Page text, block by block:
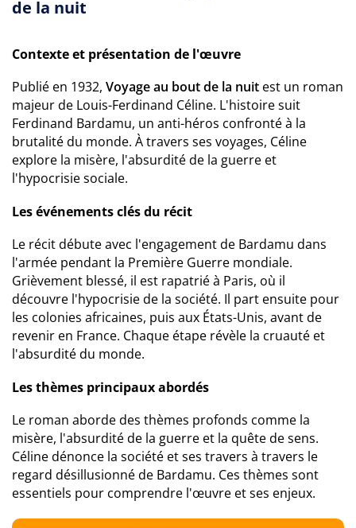
de la nuit
Contexte et présentation de l'œuvre
Publié en 1932, Voyage au bout de la nuit est un roman
majeur de Louis-Ferdinand Céline. L'histoire suit
Ferdinand Bardamu, un anti-héros confronté à la
brutalité du monde. À travers ses voyages, Céline
explore la misère, l'absurdité de la guerre et
l'hypocrisie sociale.
Les événements clés du récit
Le récit débute avec l'engagement de Bardamu dans
l'armée pendant la Première Guerre mondiale.
Grièvement blessé, il est rapatrié à Paris, où il
découvre l'hypocrisie de la société. Il part ensuite pour
les colonies africaines, puis aux États-Unis, avant de
revenir en France. Chaque étape révèle la cruauté et
l'absurdité du monde.
Les thèmes principaux abordés
Le roman aborde des thèmes profonds comme la
misère, l'absurdité de la guerre et la quête de sens.
Céline dénonce la société et ses travers à travers le
regard désillusionné de Bardamu. Ces thèmes sont
essentiels pour comprendre l'œuvre et ses enjeux.